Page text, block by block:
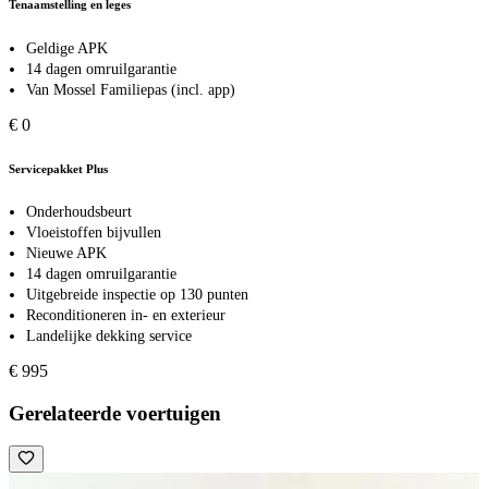
Tenaamstelling en leges
Geldige APK
14 dagen omruilgarantie
Van Mossel Familiepas (incl. app)
€ 0
Servicepakket Plus
Onderhoudsbeurt
Vloeistoffen bijvullen
Nieuwe APK
14 dagen omruilgarantie
Uitgebreide inspectie op 130 punten
Reconditioneren in- en exterieur
Landelijke dekking service
€ 995
Gerelateerde voertuigen